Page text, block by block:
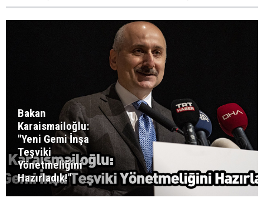
Bakan
Karaismailoğlu:
''Yeni Gemi İnşa
Teşviki
Yönetmeliğini
Hazırladık!''